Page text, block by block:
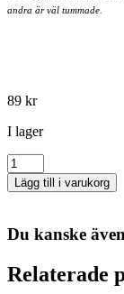
andra är väl tummade.
89 kr
I lager
Natur
&
Trädgård
3
-
mängd
Lägg till i varukorg
Du kanske
Relaterade